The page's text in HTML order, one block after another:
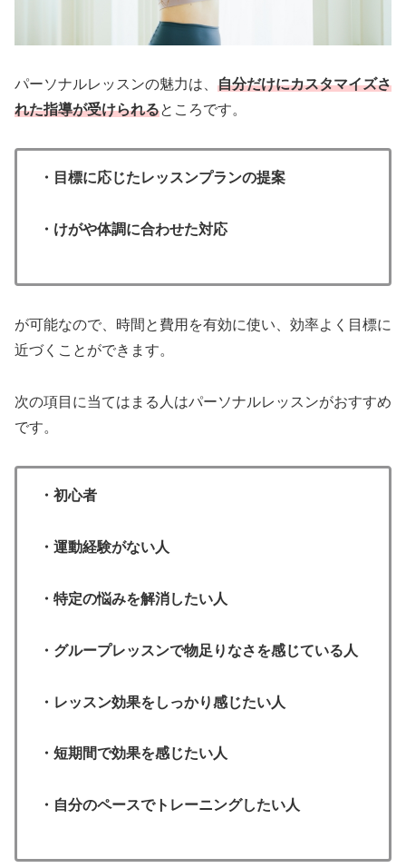
パーソナルレッスンの魅力は、 自分だけにカスタマイズさ
れた指導が受けられるところです。
・目標に応じたレッスンプランの提案
・けがや体調に合わせた対応
が可能なので、時間と費用を有効に使い、効率よく目標に
近づくことができます。
次の項目に当てはまる人はパーソナルレッスンがおすすめ
です。
・初心者
・運動経験がない人
・特定の悩みを解消したい人
・グループレッスンで物足りなさを感じている人
・レッスン効果をしっかり感じたい人
・短期間で効果を感じたい人
・自分のペースでトレーニングしたい人